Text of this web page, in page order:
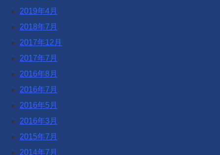
2019年4月
2018年7月
2017年12月
2017年7月
2016年8月
2016年7月
2016年5月
2016年3月
2015年7月
2014年7月